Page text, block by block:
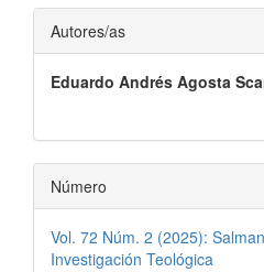
Contenido
principal
del
artículo
Autores/as
Eduardo Andrés Agosta
Número
Vol. 72 Núm. 2 (2025):
Investigación Teológica